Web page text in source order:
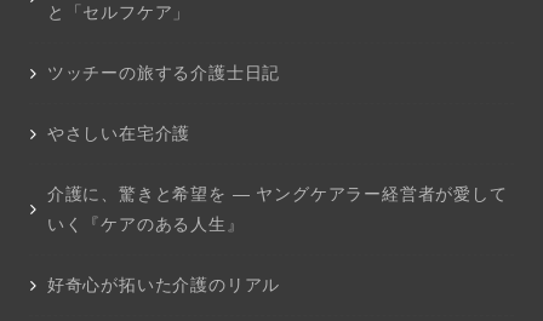
と「セルフケア」
ツッチーの旅する介護士日記
やさしい在宅介護
介護に、驚きと希望を ― ヤングケアラー経営者が愛して
いく『ケアのある人生』
好奇心が拓いた介護のリアル